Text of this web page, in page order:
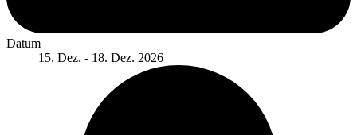
Datum
15. Dez. - 18. Dez. 2026